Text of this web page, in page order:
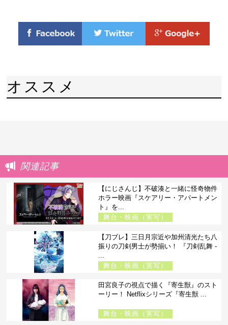
オススメ
関連記事
【にじさんじ】不破湊と一緒に怪奇物件
ホラー映画『スケアリー・アパートメン
ト』を...
舞台・映画（実写）
【刀ブレ】三日月宗近や加州清光たち八
振りの刀剣男士が勢揃い！ 『刀剣乱舞 -
舞台・映画（実写）
田宮良子の視点で描く『寄生獣』のスト
ーリー！ Netflixシリーズ『寄生獣 ...
舞台・映画（実写）